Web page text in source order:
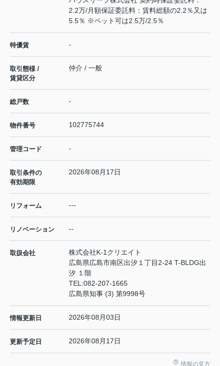
2.2万/月額保証委託料：賃料総額の2.2％又は
5.5％ ※ペット可は2.5万/2.5％
特優賃 -
取引態様 /
賃貸区分
仲介 / 一般
総戸数 -
物件番号 102775744
管理コード -
取引条件の
有効期限
2026年08月17日
リフォーム ---
リノベーション --
取扱会社
株式会社K-1クリエイト
広島県広島市南区出汐１丁目2-24 T-BLDG出
汐 １階
TEL:082-207-1665
広島県知事 (3) 第9998号
情報更新日 2026年08月03日
更新予定日 2026年08月17日
情報の見方